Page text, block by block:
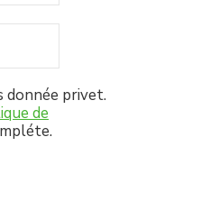
donnée privet.
de